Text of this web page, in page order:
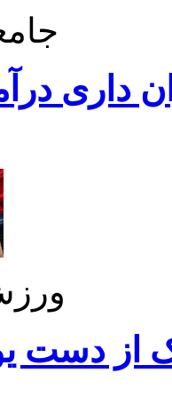
درآمد
از دست